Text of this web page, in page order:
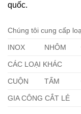
quốc.
Chúng tôi cung cấp
INOX NHÔM
CÁC LOẠI KHÁC
CUỘN TẤM
GIA CÔNG CẮT LẺ